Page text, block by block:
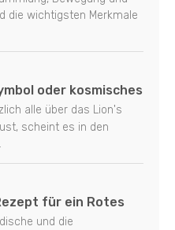
die wichtigsten Merkmale
oder kosmisches
alle über das Lion's
scheint es in den
für ein Rotes
und die